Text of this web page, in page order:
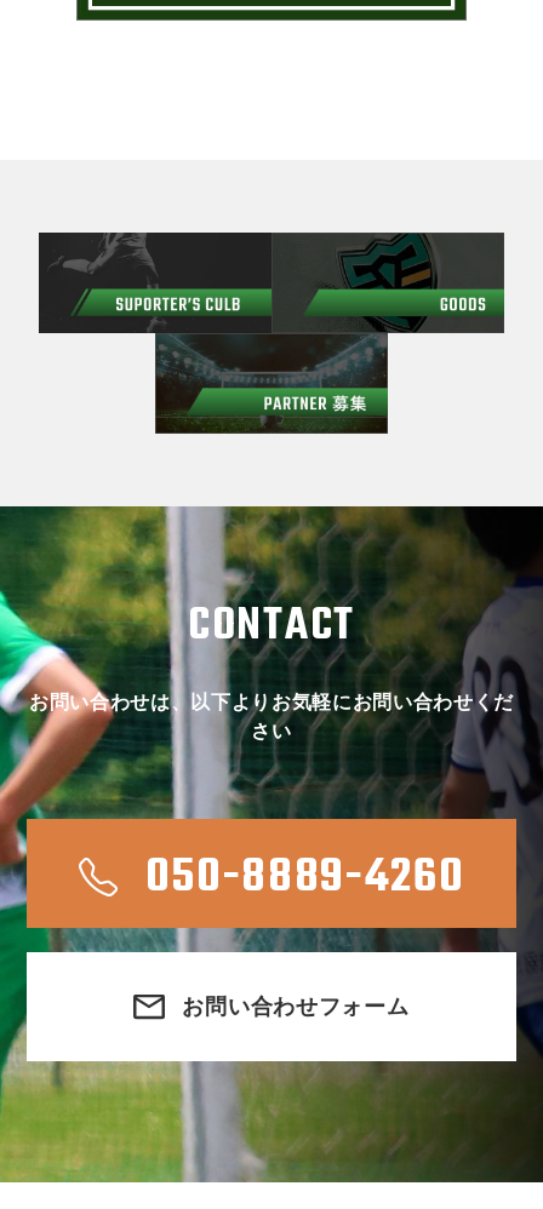
CONTACT
お問い合わせは、以下よりお気軽にお問い合わせくだ
さい
050-8889-4260
お問い合わせフォーム